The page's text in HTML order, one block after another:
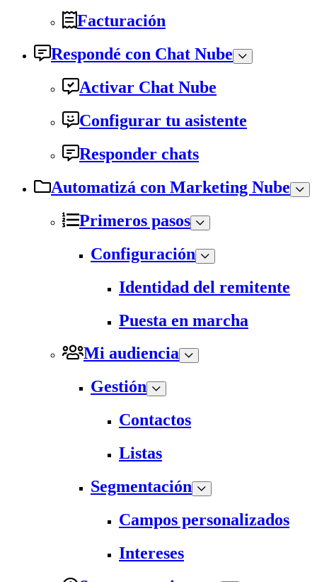
Facturación
Respondé con Chat Nube
Activar Chat Nube
Configurar tu asistente
Responder chats
Automatizá con Marketing Nube
Primeros pasos
Configuración
Identidad del remitente
Puesta en marcha
Mi audiencia
Gestión
Contactos
Listas
Segmentación
Campos personalizados
Intereses